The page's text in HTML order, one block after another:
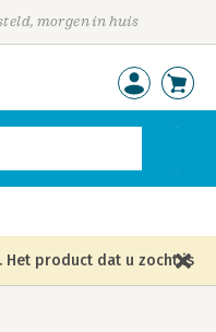
morgen in huis
Het product dat u zocht is
vervangen door de